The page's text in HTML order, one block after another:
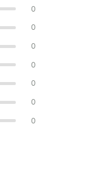
0
0
0
0
0
0
0